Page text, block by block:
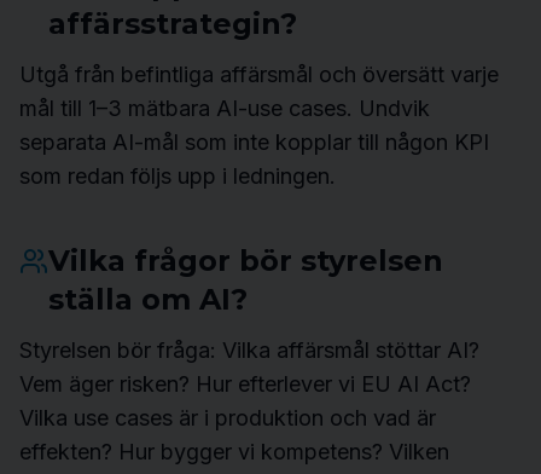
affärsstrategin?
Utgå från befintliga affärsmål och översätt varje
mål till 1–3 mätbara AI-use cases. Undvik
separata AI-mål som inte kopplar till någon KPI
som redan följs upp i ledningen.
Vilka frågor bör styrelsen
ställa om AI?
Styrelsen bör fråga: Vilka affärsmål stöttar AI?
Vem äger risken? Hur efterlever vi EU AI Act?
Vilka use cases är i produktion och vad är
effekten? Hur bygger vi kompetens? Vilken